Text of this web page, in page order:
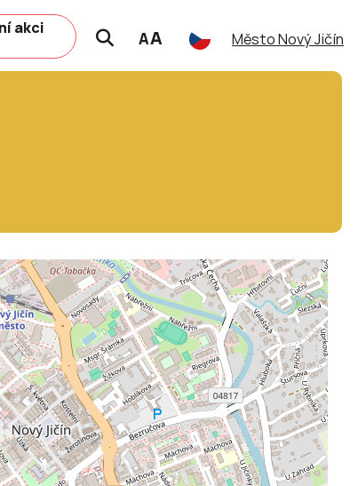
akci
AA Město Nový Jičín